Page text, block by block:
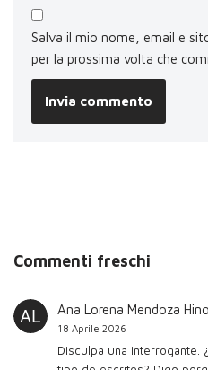
Salva il mio nome, email e
per la prossima volta che
Commenti freschi
Ana Lorena Mendoza
18 Aprile 2026
Disculpa una interrogante.